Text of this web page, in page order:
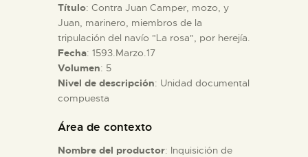
█
EL MUSEO
COLECCIONES
Título: Contra Juan Camper, mozo, y
Juan, marinero, miembros de la
tripulación del navío "La rosa", por herejía.
Fecha: 1593.Marzo.17
Volumen: 5
Nivel de descripción: Unidad documental
compuesta
Área de contexto
Nombre del productor: Inquisición de